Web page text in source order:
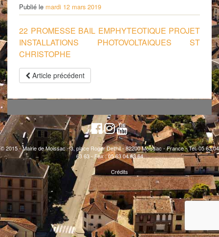
Publié le mardi 12 mars 2019
22 PROMESSE BAIL EMPHYTEOTIQUE PROJET
INSTALLATIONS PHOTOVOLTAIQUES ST
CHRISTOPHE
Article précédent
© 2015 - Mairie de Moissac - 3, place Roger Delthil - 82200 Moissac - France - Tél. 05 63 04
63 63 - Fax : 05 63 04 63 64
Crédits